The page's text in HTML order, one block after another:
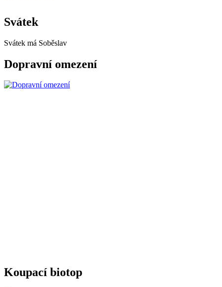
Svátek
Svátek má Soběslav
Dopravní omezení
Koupací biotop